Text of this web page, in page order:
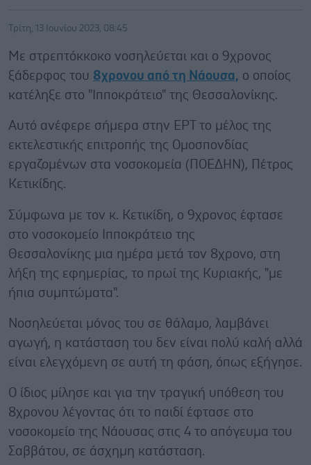
Τρίτη, 13 Ιουνίου 2023, 08:45
Με στρεπτόκκοκο νοσηλεύεται και ο 9χρονος
ξάδερφος του 8χρονου από τη Νάουσα, ο οποίος
κατέληξε στο "Ιπποκράτειο" της Θεσσαλονίκης.
Αυτό ανέφερε σήμερα στην ΕΡΤ το μέλος της
εκτελεστικής επιτροπής της Ομοσπονδίας
εργαζομένων στα νοσοκομεία (ΠΟΕΔΗΝ), Πέτρος
Κετικίδης.
Σύμφωνα με τον κ. Κετικίδη, ο 9χρονος έφτασε
στο νοσοκομείο Ιπποκράτειο της
Θεσσαλονίκης μια ημέρα μετά τον 8χρονο, στη
λήξη της εφημερίας, το πρωί της Kυριακής, "με
ήπια συμπτώματα".
Νοσηλεύεται μόνος του σε θάλαμο, λαμβάνει
αγωγή, η κατάσταση του δεν είναι πολύ καλή αλλά
είναι ελεγχόμενη σε αυτή τη φάση, όπως εξήγησε.
Ο ίδιος μίλησε και για την τραγική υπόθεση του
8χρονου λέγοντας ότι το παιδί έφτασε στο
νοσοκομείο της Νάουσας στις 4 το απόγευμα του
Σαββάτου, σε άσχημη κατάσταση.